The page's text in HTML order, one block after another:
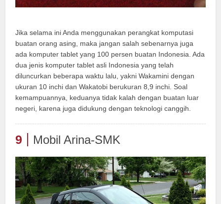
Jika selama ini Anda menggunakan perangkat komputasi
buatan orang asing, maka jangan salah sebenarnya juga
ada komputer tablet yang 100 persen buatan Indonesia. Ada
dua jenis komputer tablet asli Indonesia yang telah
diluncurkan beberapa waktu lalu, yakni Wakamini dengan
ukuran 10 inchi dan Wakatobi berukuran 8,9 inchi. Soal
kemampuannya, keduanya tidak kalah dengan buatan luar
negeri, karena juga didukung dengan teknologi canggih.
9 Mobil Arina-SMK